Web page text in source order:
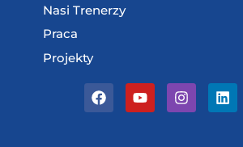
Nasi Trenerzy
Praca
Projekty